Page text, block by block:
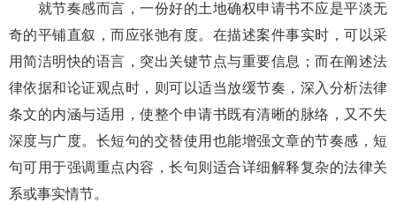
就节奏感而言，一份好的土地确权申请书不应是平淡无
奇的平铺直叙，而应张弛有度。在描述案件事实时，可以采
用简洁明快的语言，突出关键节点与重要信息；而在阐述法
律依据和论证观点时，则可以适当放缓节奏，深入分析法律
条文的内涵与适用，使整个申请书既有清晰的脉络，又不失
深度与广度。长短句的交替使用也能增强文章的节奏感，短
句可用于强调重点内容，长句则适合详细解释复杂的法律关
系或事实情节。